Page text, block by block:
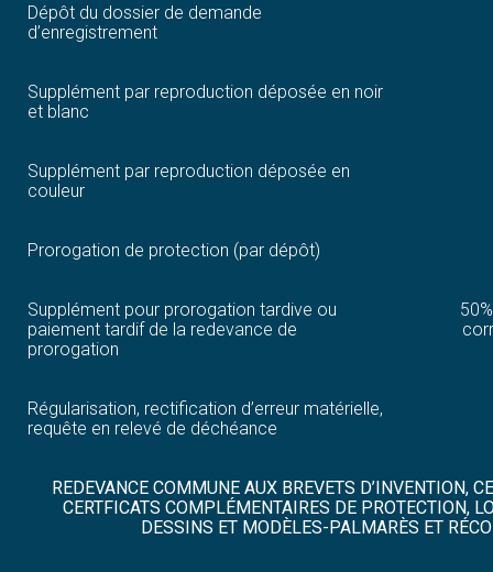
Dépôt du dossier de demande
d’enregistrement
Supplément par reproduction déposée en noir
et blanc
Supplément par reproduction déposée en
couleur
Prorogation de protection (par dépôt)
Supplément pour prorogation tardive ou
paiement tardif de la redevance de
prorogation
Régularisation, rectification d’erreur matérielle,
requête en relevé de déchéance
REDEVANCE COMMUNE AUX BREVETS D’INVENTION,
CERTFICATS COMPLÉMENTAIRES DE PROTECTION,
DESSINS ET MODÈLES-PALMARÈS ET